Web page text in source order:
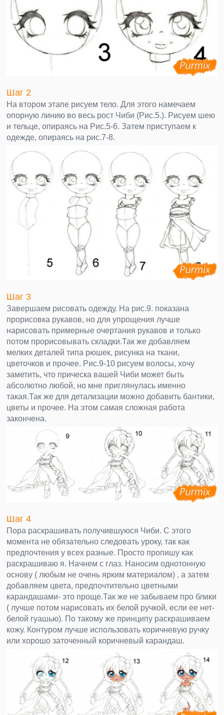
Шаг 2
На втором этапе рисуем тело. Для этого намечаем
опорную линию во весь рост Чиби (Рис.5.). Рисуем шею
и тельце, опираясь на Рис.5-6. Затем приступаем к
одежде, опираясь на рис.7-8.
Шаг 3
Завершаем рисовать одежду. На рис.9. показана
прорисовка рукавов, но для упрощения лучше
нарисовать примерные очертания рукавов и только
потом прорисовывать складки.Так же добавляем
мелких деталей типа рюшек, рисунка на ткани,
цветочков и прочее. Рис.9-10 рисуем волосы, хочу
заметить, что прическа вашей Чиби может быть
абсолютно любой, но мне приглянулась именно
такая.Так же для детализации можно добавить бантики,
цветы и прочее. На этом самая сложная работа
закончена.
Шаг 4
Пора раскрашивать получившуюся Чиби. С этого
момента не обязательно следовать уроку, так как
предпочтения у всех разные. Просто пропишу как
раскрашиваю я. Начнем с глаз. Наносим однотонную
основу ( любым не очень ярким материалом) , а затем
добавляем цвета, предпочтительно цветными
карандашами- это проще.Так же не забываем про блики
( лучше потом нарисовать их белой ручкой, если ее нет-
белой гуашью). По такому же принципу раскрашиваем
кожу. Контуром лучше использовать коричневую ручку
или хорошо заточенный коричневый карандаш.